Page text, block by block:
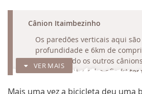
Cânion Itaimbezinho
Os paredões verticais aqui
profundidade e 6km de
Contrariando os outros
tupi-guarani,pedra afiada)
VER MAIS
Mais uma vez a bicicleta deu uma